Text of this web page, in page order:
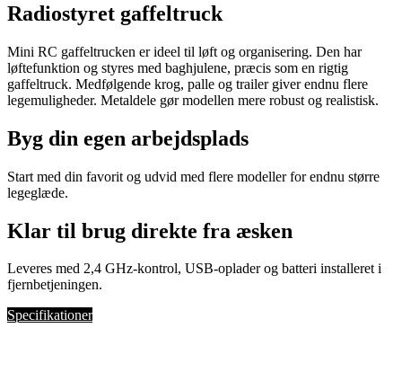
Radiostyret gaffeltruck
Mini RC gaffeltrucken er ideel til løft og organisering. Den har
løftefunktion og styres med baghjulene, præcis som en rigtig
gaffeltruck. Medfølgende krog, palle og trailer giver endnu flere
legemuligheder. Metaldele gør modellen mere robust og realistisk.
Byg din egen arbejdsplads
Start med din favorit og udvid med flere modeller for endnu større
legeglæde.
Klar til brug direkte fra æsken
Leveres med 2,4 GHz-kontrol, USB-oplader og batteri installeret i
fjernbetjeningen.
Specifikationer